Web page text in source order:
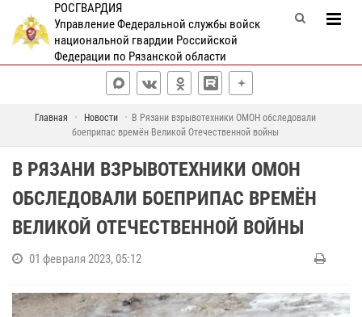
РОСГВАРДИЯ
Управление Федеральной службы войск
национальной гвардии Российской
Федерации по Рязанской области
Главная Новости
В Рязани взрывотехники ОМОН обследовали
боеприпас времён Великой Отечественной войны
В РЯЗАНИ ВЗРЫВОТЕХНИКИ ОМОН
ОБСЛЕДОВАЛИ БОЕПРИПАС ВРЕМЁН
ВЕЛИКОЙ ОТЕЧЕСТВЕННОЙ ВОЙНЫ
01 февраля 2023, 05:12